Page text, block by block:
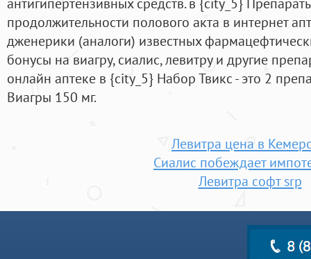
продолжительности полового акта в интернет
дженерики (аналоги) известных
бонусы на виагру, сиалис, левитру и другие
онлайн аптеке в {city_5} Набор Твикс - это 2
Виагры 150 мг.
Левитра цена в
Сиалис побеждает
Левитра софт srp